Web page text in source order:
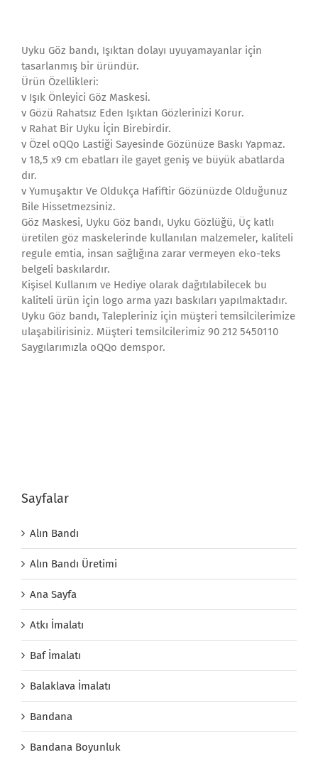
Uyku Göz bandı, Işıktan dolayı uyuyamayanlar için
tasarlanmış bir üründür.
Ürün Özellikleri:
v Işık Önleyici Göz Maskesi.
v Gözü Rahatsız Eden Işıktan Gözlerinizi Korur.
v Rahat Bir Uyku İçin Birebirdir.
v Özel oQQo Lastiği Sayesinde Gözünüze Baskı Yapmaz.
v 18,5 x9 cm ebatları ile gayet geniş ve büyük abatlarda
dır.
v Yumuşaktır Ve Oldukça Hafiftir Gözünüzde Olduğunuz
Bile Hissetmezsiniz.
Göz Maskesi, Uyku Göz bandı, Uyku Gözlüğü, Üç katlı
üretilen göz maskelerinde kullanılan malzemeler, kaliteli
regule emtia, insan sağlığına zarar vermeyen eko-teks
belgeli baskılardır.
Kişisel Kullanım ve Hediye olarak dağıtılabilecek bu
kaliteli ürün için logo arma yazı baskıları yapılmaktadır.
Uyku Göz bandı, Talepleriniz için müşteri temsilcilerimize
ulaşabilirisiniz. Müşteri temsilcilerimiz 90 212 5450110
Saygılarımızla oQQo demspor.
Sayfalar
Alın Bandı
Alın Bandı Üretimi
Ana Sayfa
Atkı İmalatı
Baf İmalatı
Balaklava İmalatı
Bandana
Bandana Boyunluk